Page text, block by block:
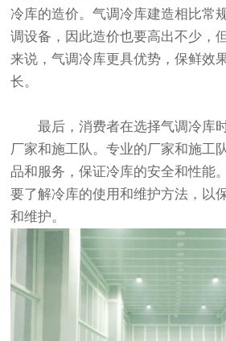
冷库的造价。气调冷库建造相比常
调设备，因此造价也要高出不少，
来说，气调冷库更具优势，保鲜效
长。
最后，消费者在选择气调冷库
厂家和施工队。专业的厂家和施工
品和服务，保证冷库的安全和性能
要了解冷库的使用和维护方法，以
和维护。